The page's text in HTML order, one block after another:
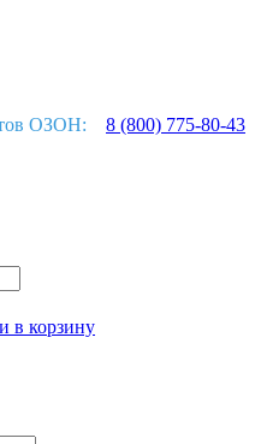
ОЗОН: 8 (800) 775-80-43
в корзину